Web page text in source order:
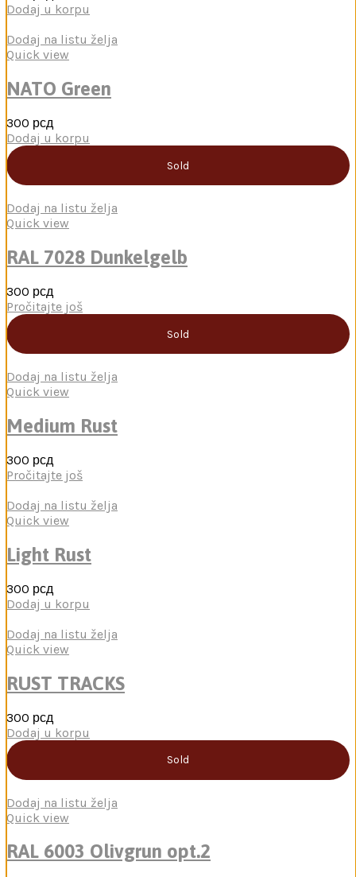
Dodaj u korpu
Dodaj na listu želja
Quick view
NATO Green
300 рсд
Dodaj u korpu
Sold
Dodaj na listu želja
Quick view
RAL 7028 Dunkelgelb
300 рсд
Pročitajte još
Sold
Dodaj na listu želja
Quick view
Medium Rust
300 рсд
Pročitajte još
Dodaj na listu želja
Quick view
Light Rust
300 рсд
Dodaj u korpu
Dodaj na listu želja
Quick view
RUST TRACKS
300 рсд
Dodaj u korpu
Sold
Dodaj na listu želja
Quick view
RAL 6003 Olivgrun opt.2